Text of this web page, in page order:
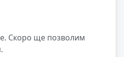
Скоро ще позволим